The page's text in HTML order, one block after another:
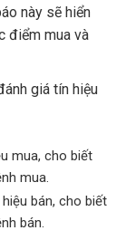
này sẽ hiển
điểm mua và
giá tín hiệu
mua, cho biết
mua.
bán, cho biết
bán.